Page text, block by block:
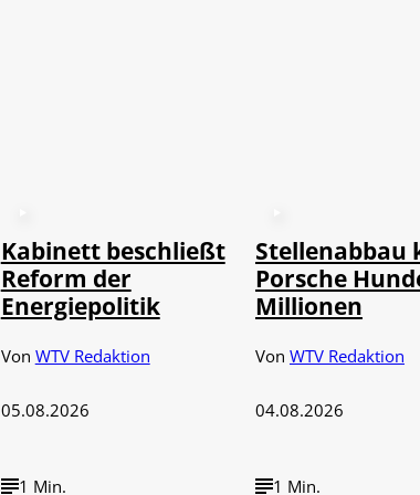
Kabinett beschließt
Reform der
Energiepolitik
Von WTV Redaktion
05.08.2026
1 Min.
Stellenabbau
Porsche
Millionen
Von WTV Redaktion
04.08.2026
1 Min.